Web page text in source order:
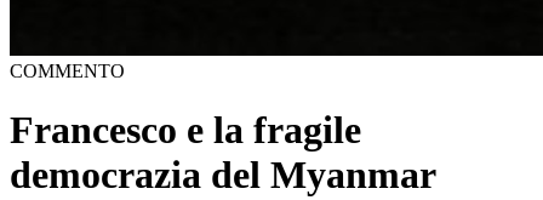
COMMENTO
Francesco e la fragile
democrazia del Myanmar